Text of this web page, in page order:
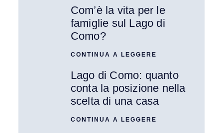
Com’è la vita per le
famiglie sul Lago di
Como?
CONTINUA A LEGGERE
Lago di Como: quanto
conta la posizione nella
scelta di una casa
CONTINUA A LEGGERE